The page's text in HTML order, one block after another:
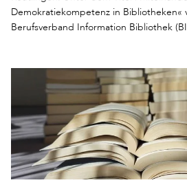
Demokratiekompetenz in Bibliotheken«
Berufsverband Information Bibliothek